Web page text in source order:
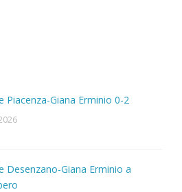
Piacenza-Giana Erminio 0-2
Desenzano-Giana Erminio a